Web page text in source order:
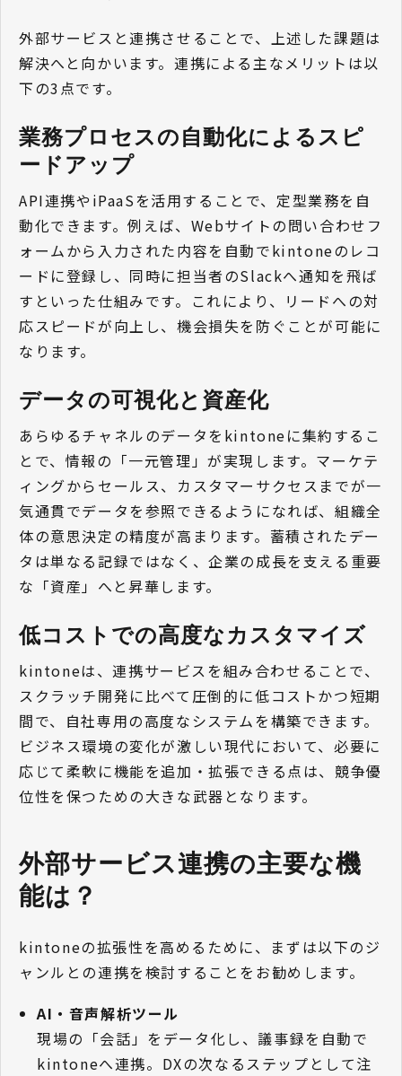
外部サービスと連携させることで、上述した課題は
解決へと向かいます。連携による主なメリットは以
下の3点です。
業務プロセスの自動化によるスピ
ードアップ
API連携やiPaaSを活用することで、定型業務を自
動化できます。例えば、Webサイトの問い合わせフ
ォームから入力された内容を自動でkintoneのレコ
ードに登録し、同時に担当者のSlackへ通知を飛ば
すといった仕組みです。これにより、リードへの対
応スピードが向上し、機会損失を防ぐことが可能に
なります。
データの可視化と資産化
あらゆるチャネルのデータをkintoneに集約するこ
とで、情報の「一元管理」が実現します。マーケテ
ィングからセールス、カスタマーサクセスまでが一
気通貫でデータを参照できるようになれば、組織全
体の意思決定の精度が高まります。蓄積されたデー
タは単なる記録ではなく、企業の成長を支える重要
な「資産」へと昇華します。
低コストでの高度なカスタマイズ
kintoneは、連携サービスを組み合わせることで、
スクラッチ開発に比べて圧倒的に低コストかつ短期
間で、自社専用の高度なシステムを構築できます。
ビジネス環境の変化が激しい現代において、必要に
応じて柔軟に機能を追加・拡張できる点は、競争優
位性を保つための大きな武器となります。
外部サービス連携の主要な機
能は？
kintoneの拡張性を高めるために、まずは以下のジ
ャンルとの連携を検討することをお勧めします。
AI・音声解析ツール
現場の「会話」をデータ化し、議事録を自動で
kintoneへ連携。DXの次なるステップとして注